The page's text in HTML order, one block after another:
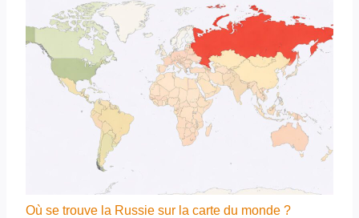
Où se trouve la Russie sur la carte du monde ?